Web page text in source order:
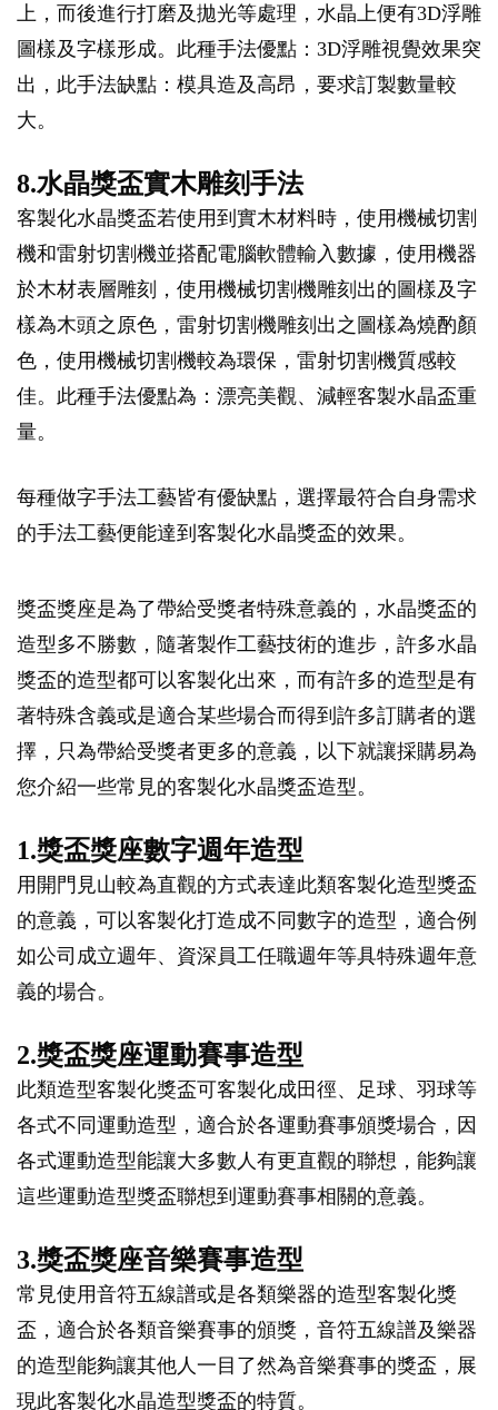
上，而後進行打磨及拋光等處理，水晶上便有3D浮雕
圖樣及字樣形成。此種手法優點：3D浮雕視覺效果突
出，此手法缺點：模具造及高昂，要求訂製數量較
大。
8.水晶獎盃實木雕刻手法
客製化水晶獎盃若使用到實木材料時，使用機械切割
機和雷射切割機並搭配電腦軟體輸入數據，使用機器
於木材表層雕刻，使用機械切割機雕刻出的圖樣及字
樣為木頭之原色，雷射切割機雕刻出之圖樣為燒酌顏
色，使用機械切割機較為環保，雷射切割機質感較
佳。此種手法優點為：漂亮美觀、減輕客製水晶盃重
量。
每種做字手法工藝皆有優缺點，選擇最符合自身需求
的手法工藝便能達到客製化水晶獎盃的效果。
獎盃獎座是為了帶給受獎者特殊意義的，水晶獎盃的
造型多不勝數，隨著製作工藝技術的進步，許多水晶
獎盃的造型都可以客製化出來，而有許多的造型是有
著特殊含義或是適合某些場合而得到許多訂購者的選
擇，只為帶給受獎者更多的意義，以下就讓採購易為
您介紹一些常見的客製化水晶獎盃造型。
1.獎盃獎座數字週年造型
用開門見山較為直觀的方式表達此類客製化造型獎盃
的意義，可以客製化打造成不同數字的造型，適合例
如公司成立週年、資深員工任職週年等具特殊週年意
義的場合。
2.獎盃獎座運動賽事造型
此類造型客製化獎盃可客製化成田徑、足球、羽球等
各式不同運動造型，適合於各運動賽事頒獎場合，因
各式運動造型能讓大多數人有更直觀的聯想，能夠讓
這些運動造型獎盃聯想到運動賽事相關的意義。
3.獎盃獎座音樂賽事造型
常見使用音符五線譜或是各類樂器的造型客製化獎
盃，適合於各類音樂賽事的頒獎，音符五線譜及樂器
的造型能夠讓其他人一目了然為音樂賽事的獎盃，展
現此客製化水晶造型獎盃的特質。